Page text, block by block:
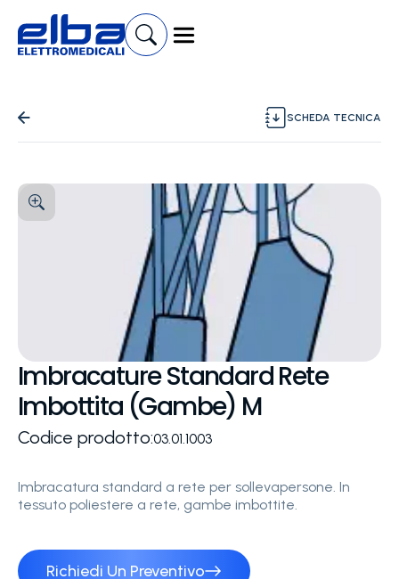
SCHEDA TECNICA
Imbracature Standard Rete
Imbottita (Gambe) M
Codice prodotto:03.01.1003
Imbracatura standard a rete per sollevapersone. In
tessuto poliestere a rete, gambe imbottite.
Richiedi Un Preventivo